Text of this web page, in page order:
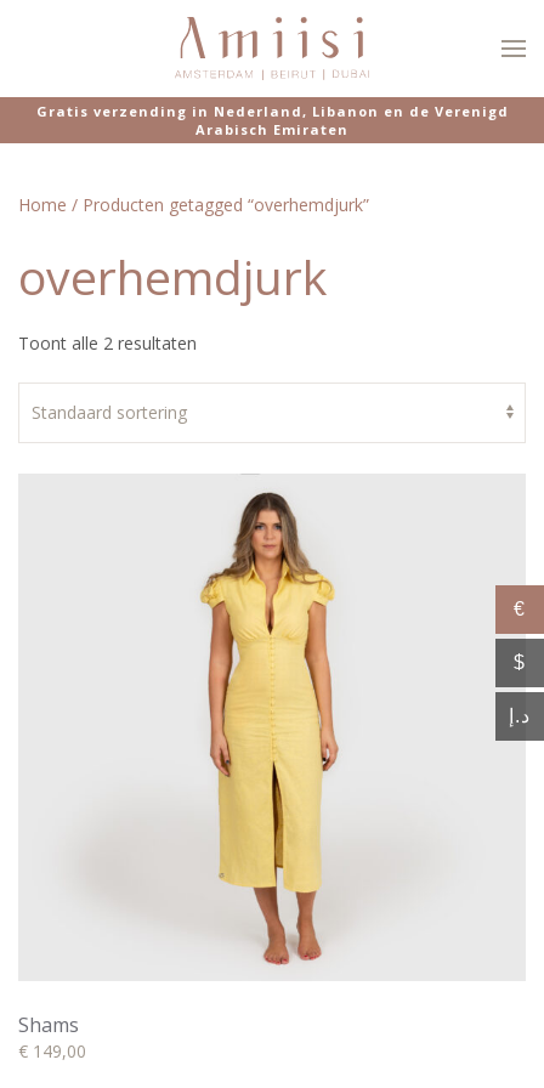
Overslaan en naar de inhoud gaan
Gratis verzending in Nederland, Libanon en de Verenigd
Arabisch Emiraten
Home / Producten getagged “overhemdjurk”
overhemdjurk
Toont alle 2 resultaten
Shams
€ 149,00
€
$
د.إ